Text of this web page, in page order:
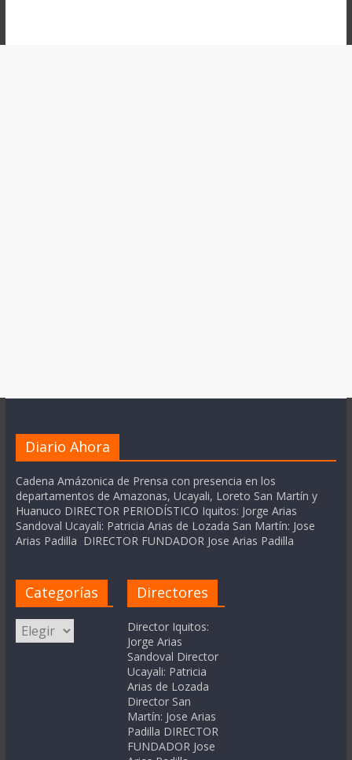
Diario Ahora
Cadena Amázonica de Prensa con presencia en los
departamentos de Amazonas, Ucayali, Loreto San Martín y
Huanuco DIRECTOR PERIODÍSTICO Iquitos: Jorge Arias
Sandoval Ucayali: Patricia Arias de Lozada San Martín: Jose
Arias Padilla DIRECTOR FUNDADOR Jose Arias Padilla
Categorías
Categorías
Directores
Director Iquitos:
Jorge Arias
Sandoval Director
Ucayali: Patricia
Arias de Lozada
Director San
Martín: Jose Arias
Padilla DIRECTOR
FUNDADOR Jose